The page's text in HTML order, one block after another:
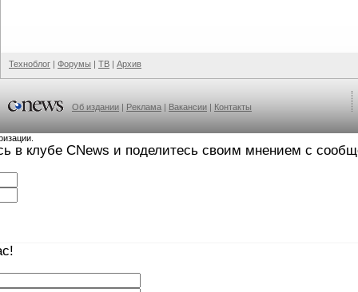
Техноблог | Форумы | ТВ | Архив
Об издании | Реклама | Вакансии | Контакты
в клубе CNews и поделитесь своим мнением с